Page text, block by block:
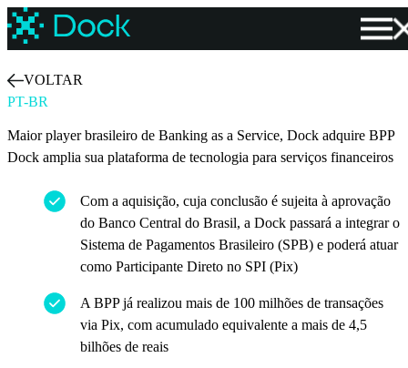
VOLTAR
PT-BR
Maior player brasileiro de Banking as a Service, Dock adquire BPP
Dock amplia sua plataforma de tecnologia para serviços financeiros
Com a aquisição, cuja conclusão é sujeita à aprovação
do Banco Central do Brasil, a Dock passará a integrar o
Sistema de Pagamentos Brasileiro (SPB) e poderá atuar
como Participante Direto no SPI (Pix)
A BPP já realizou mais de 100 milhões de transações
via Pix, com acumulado equivalente a mais de 4,5
bilhões de reais